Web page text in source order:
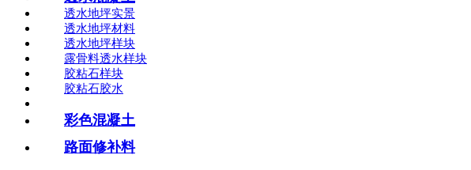
透水地坪实景
透水地坪材料
透水地坪样块
露骨料透水样块
胶粘石样块
胶粘石胶水
彩色混凝土
路面修补料